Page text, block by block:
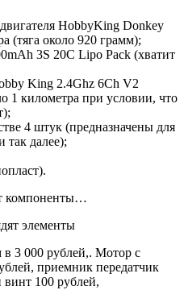
HobbyKing Donkey
(тяга около 920 грамм);
3S 20C Lipo Pack (хватит
King 2.4Ghz 6Ch V2
1 километра при условии, что
4 штук (предназначены для
так далее);
компоненты…
в 3 000 рублей,. Мотор с
приемник передатчик
100 рублей,